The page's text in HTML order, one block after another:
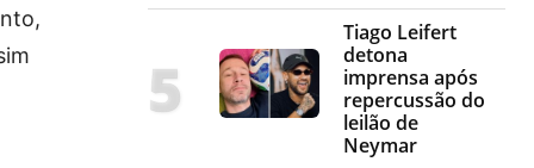
Tiago Leifert
detona
imprensa após
repercussão do
leilão de
Neymar